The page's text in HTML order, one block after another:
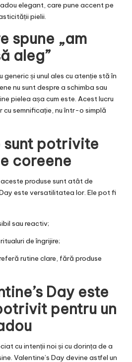
elegant, care pune accent pe
pielii.
spune „am
aleg”
generic și unul ales cu atenție stă în
nu sunt despre a schimba sau
pielea așa cum este. Acest lucru
semnificație, nu într-o simplă
sunt potrivite
coreene
produse sunt atât de
este versatilitatea lor. Ele pot fi
sau reactiv;
de îngrijire;
rutine clare, fără produse
Day este
pentru un
cu intenții noi și cu dorința de a
Valentine’s Day devine astfel un